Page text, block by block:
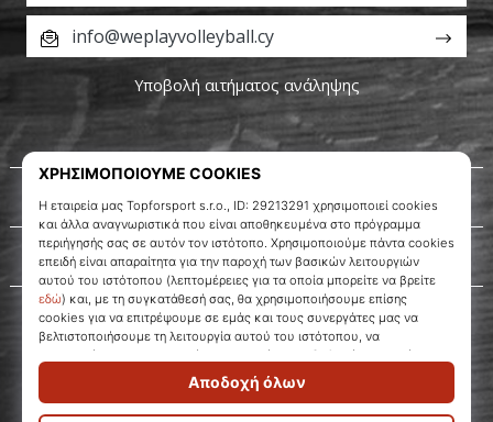
WePlayVolleyball.cy
Σχετικά μ' εμάς
Εξυπηρέτηση πελατών
info@weplayvolleyball.cy
Υποβολή αιτήματος ανάληψης